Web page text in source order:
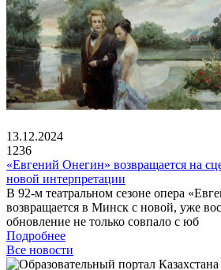
13.12.2024
1236
«Евгений Онегин» возвращается на
новой интерпретации
В 92-м театральном сезоне опера
возвращается в Минск с новой, уже
обновление не только совпало с юб
Подробнее
Все новости